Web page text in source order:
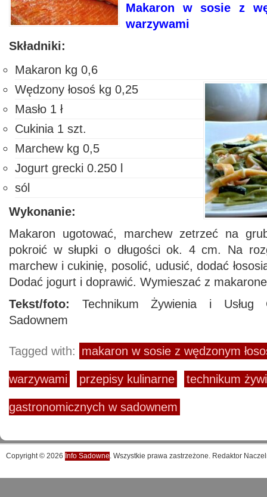
Makaron w sosie z
warzywami
Składniki:
Makaron kg 0,6
Wędzony łosoś kg 0,25
Masło 1 ł
Cukinia 1 szt.
Marchew kg 0,5
Jogurt grecki 0.250 l
sól
Wykonanie:
Makaron ugotować, marchew zetrzeć na
pokroić w słupki o długości ok. 4 cm. Na
marchew i cukinię, posolić, udusić, dodać
Dodać jogurt i doprawić. Wymieszać z
Tekst/foto: Technikum Żywienia i Usług
Sadownem
Tagged with: makaron w sosie z wędzonym
warzywami przepisy kulinarne technikum
gastronomicznych w sadownem
Copyright © 2026 Info Sadowne. Wszystkie prawa zastrzeżone. Redaktor